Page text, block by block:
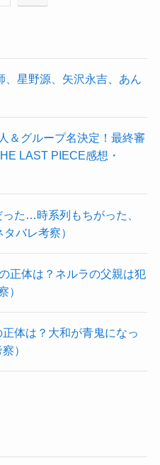
、星野源、矢沢永吉、あん
＆グループ名決定！最終審
LAST PIECE感想・
った…時系列もちがった、
バレ考察）
正体は？ネルラの父親は犯
）
体は？大和が青鬼になっ
）